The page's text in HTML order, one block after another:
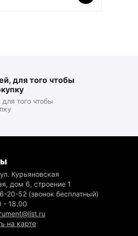
для того чтобы
того чтобы
Курьяновская
дом 6, строение 1
20-52 (звонок бесплатный)
- 18.00
на карте